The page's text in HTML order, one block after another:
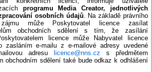
programu Media Creator, jednotlivých
osobních údajů . Na základě právního
může Poskytovatel licence zasílat
obchodních sdělení s tím, že zasílání
licence může Nabyvatel licence
zasláním e-mailu z e-mailové adresy uvedené
adresu licence@nns.cz s předmětem
obchodním sdělení také bude odkaz k odhlášení